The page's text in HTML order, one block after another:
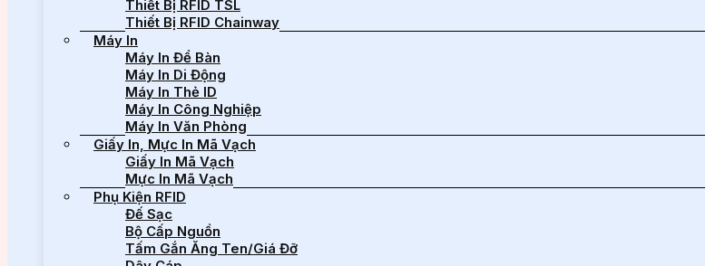
Thiết Bị RFID TSL
Thiết Bị RFID Chainway
Máy In
Máy In Để Bàn
Máy In Di Động
Máy In Thẻ ID
Máy In Công Nghiệp
Máy In Văn Phòng
Giấy In, Mực In Mã Vạch
Giấy In Mã Vạch
Mực In Mã Vạch
Phụ Kiện RFID
Đế Sạc
Bộ Cấp Nguồn
Tấm Gắn Ăng Ten/Giá Đỡ